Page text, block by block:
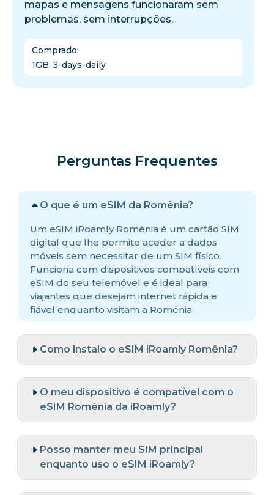
mapas e mensagens funcionaram sem
problemas, sem interrupções.
Comprado:
1GB-3-days-daily
Perguntas Frequentes
O que é um eSIM da Romênia?
Um eSIM iRoamly Roménia é um cartão SIM
digital que lhe permite aceder a dados
móveis sem necessitar de um SIM físico.
Funciona com dispositivos compatíveis com
eSIM do seu telemóvel e é ideal para
viajantes que desejam internet rápida e
fiável enquanto visitam a Roménia.
Como instalo o eSIM iRoamly Romênia?
O meu dispositivo é compatível com o
eSIM Roménia da iRoamly?
Posso manter meu SIM principal
enquanto uso o eSIM iRoamly?